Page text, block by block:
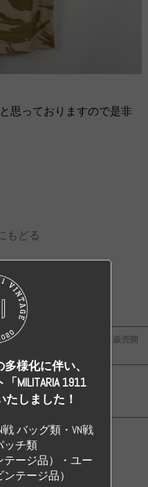
ープラス、ユーロサープラス販売開
ITEM
思っておりますので是非
もどる
様化に伴い、
MILITARIA 1911
たしました！
戦 バッグ類・VN戦
ッチ類
テージ品）・ユー
テージ品）